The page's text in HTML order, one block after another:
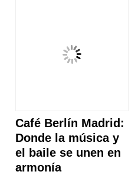
Café Berlín Madrid:
Donde la música y
el baile se unen en
armonía